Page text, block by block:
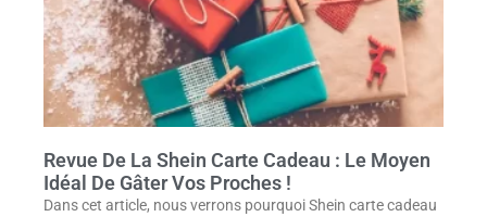
Revue De La Shein Carte Cadeau : Le Moyen
Idéal De Gâter Vos Proches !
Dans cet article, nous verrons pourquoi Shein carte cadeau